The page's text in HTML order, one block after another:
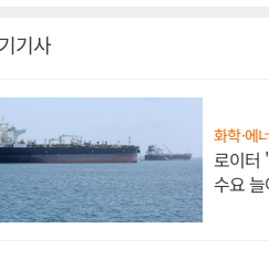
기사
화학·에
로이터
수요 늘